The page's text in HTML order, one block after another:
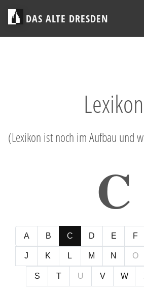
DAS ALTE DRESDEN
Lexikon
(Lexikon ist noch im Aufbau und
C
A B C D E F
J K L M N O
S T U V W